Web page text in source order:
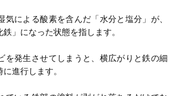
気による酸素を含んだ「水分と塩分」が、
」になった状態を指します。
を発生させてしまうと、横広がりと鉄の細
進行します。